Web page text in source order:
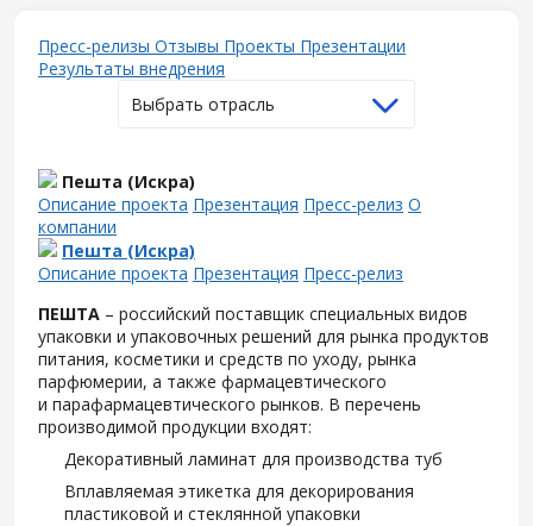
Пресс-релизы Отзывы Проекты Презентации
Результаты внедрения
Выбрать отрасль
Пешта (Искра)
Описание проекта Презентация Пресс-релиз О
компании
Пешта (Искра)
Описание проекта Презентация Пресс-релиз
ПЕШТА – российский поставщик специальных видов
упаковки и упаковочных решений для рынка продуктов
питания, косметики и средств по уходу, рынка
парфюмерии, а также фармацевтического
и парафармацевтического рынков. В перечень
производимой продукции входят:
Декоративный ламинат для производства туб
Вплавляемая этикетка для декорирования
пластиковой и стеклянной упаковки